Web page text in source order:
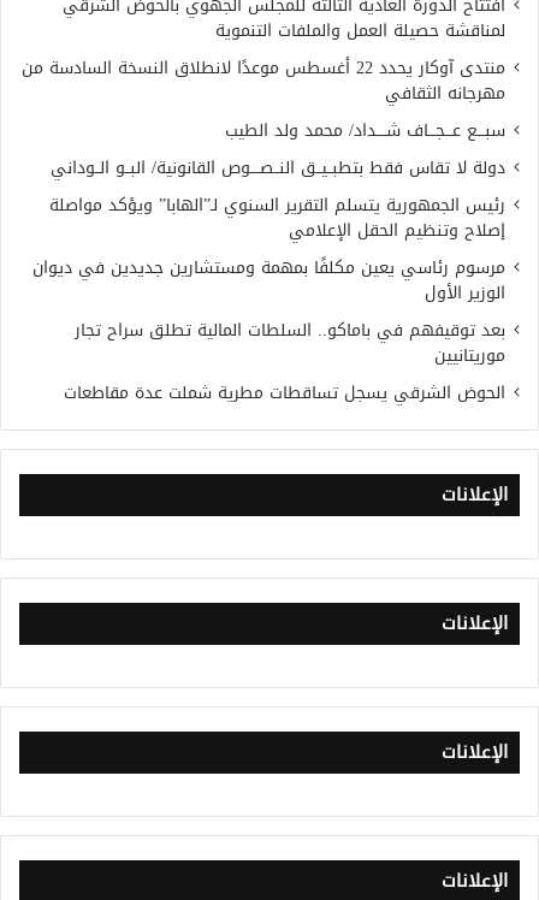
لمناقشة حصيلة العمل والملفات التنموية
منتدى آوكار يحدد 22 أغسطس موعدًا لانطلاق النسخة السادسة من
مهرجانه الثقافي
سبـــع عـــجـــاف شــــداد/ محمد ولد الطيب
دولة لا تقاس فقط بتطبــيــق النــصــــوص القانونية/ البــو الــوداني
رئيس الجمهورية يتسلم التقرير السنوي لـ”الهابا” ويؤكد مواصلة
إصلاح وتنظيم الحقل الإعلامي
مرسوم رئاسي يعين مكلفًا بمهمة ومستشارين جديدين في ديوان
الوزير الأول
بعد توقيفهم في باماكو.. السلطات المالية تطلق سراح تجار
موريتانيين
الحوض الشرقي يسجل تساقطات مطرية شملت عدة مقاطعات
الإعلانات
الإعلانات
الإعلانات
الإعلانات